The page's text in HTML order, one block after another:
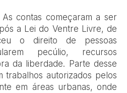
contas começaram a ser
a Lei do Ventre Livre, de
o direito de pessoas
pecúlio, recursos
da liberdade. Parte desse
trabalhos autorizados pelos
em áreas urbanas, onde